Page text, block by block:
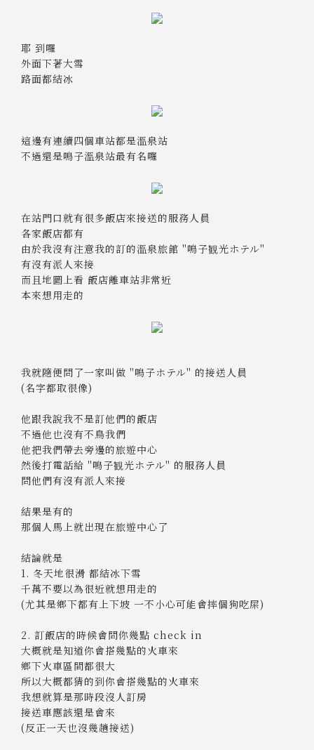
耶 到囉
外面下著大雪
路面都結冰
這邊有連續四個車站都是溫泉站
不過還是鳴子溫泉站最有名囉
在站門口就有很多飯店來接送的服務人員
各家飯店都有
由於我沒有注意我的訂的溫泉旅館 "鳴子観光ホテル"
有沒有派人來接
而且地圖上看 飯店離車站非常近
本來想用走的
我就隨便問了一家叫做 "鳴子ホテル" 的接送人員
(名字都取很像)
他跟我說我不是訂他們的飯店
不過他也沒有不鳥我們
他把我們帶去旁邊的旅遊中心
然後打電話給 "鳴子観光ホテル" 的服務人員
問他們有沒有派人來接
結果是有的
那個人馬上就出現在旅遊中心了
結論就是
1. 冬天地很滑 都結冰下雪
千萬不要以為很近就想用走的
(尤其是鄉下都有上下坡 一不小心可能會摔個狗吃屎)
2. 訂飯店的時候會問你幾點 check in
大概就是知道你會搭幾點的火車來
鄉下火車區間都很大
所以大概都猜的到你會搭幾點的火車來
我想就算是那時段沒人訂房
接送車應該還是會來
(反正一天也沒幾趟接送)